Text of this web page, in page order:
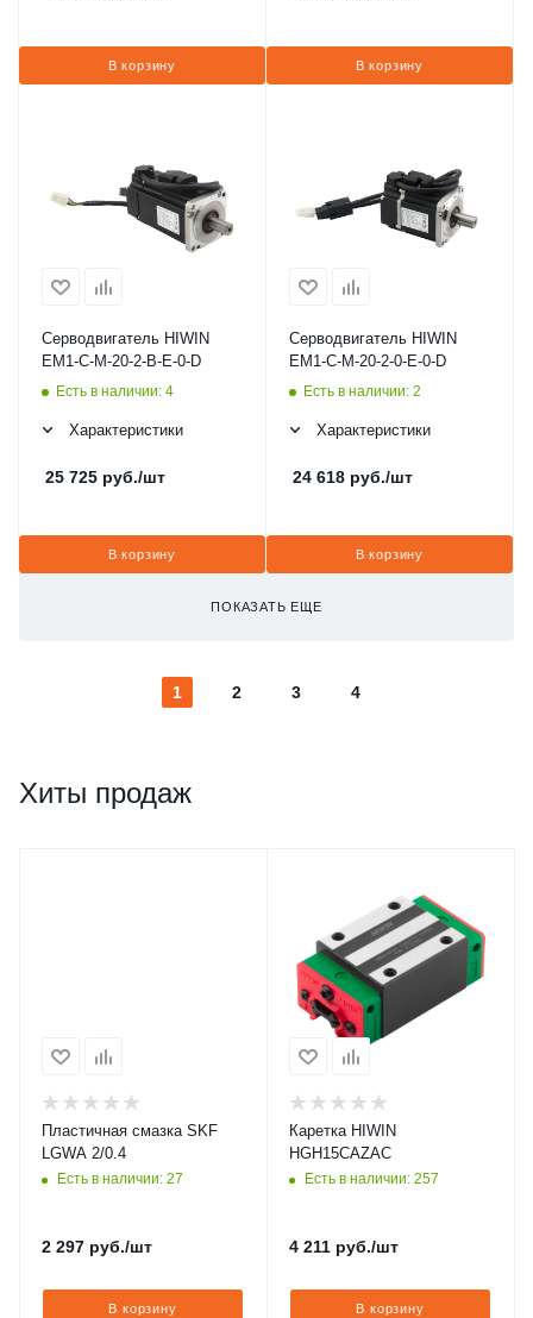
В корзину В корзину
Серводвигатель HIWIN
EM1-C-M-20-2-B-E-0-D
Есть в наличии: 4
Характеристики
25 725 руб./шт
В корзину
Серводвигатель HIWIN
EM1-C-M-20-2-0-E-0-D
Есть в наличии: 2
Характеристики
24 618 руб./шт
В корзину
ПОКАЗАТЬ ЕЩЕ
1 2 3 4
Хиты продаж
Пластичная смазка SKF
LGWA 2/0.4
Есть в наличии: 27
2 297 руб./шт
В корзину
Каретка HIWIN
HGH15CAZAC
Есть в наличии: 257
4 211 руб./шт
В корзину